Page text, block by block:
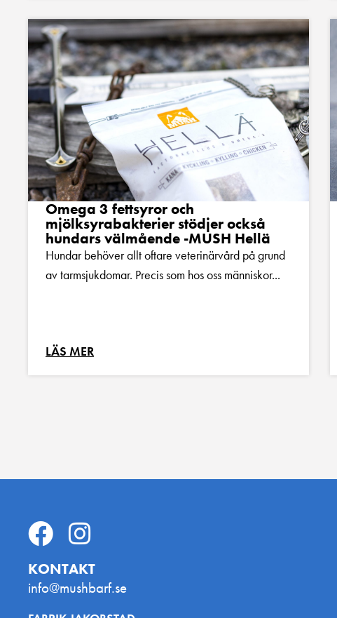
Omega 3 fettsyror och
mjölksyrabakterier stödjer också
hundars välmående -MUSH Hellä
Hundar behöver allt oftare veterinärvård på grund
av tarmsjukdomar. Precis som hos oss människor...
LÄS MER
KONTAKT
info@mushbarf.se